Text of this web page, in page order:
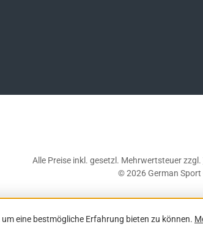
Alle Preise inkl. gesetzl. Mehrwertsteuer zzgl.
© 2026 German Sport
eine bestmögliche Erfahrung bieten zu können.